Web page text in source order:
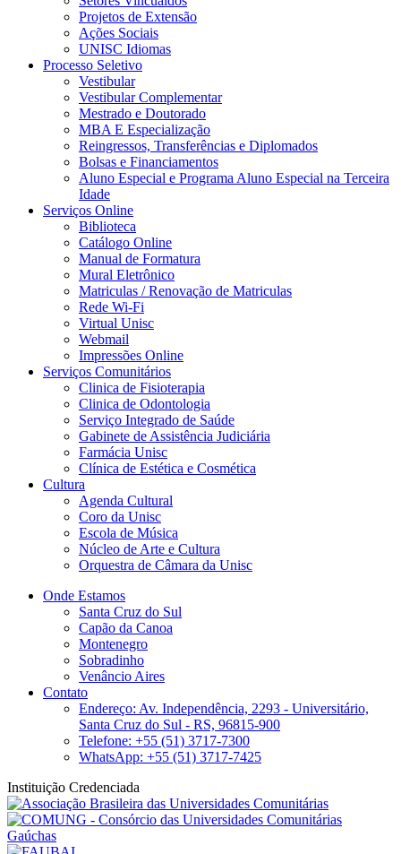
Projetos de Extensão
Ações Sociais
UNISC Idiomas
Processo Seletivo
Vestibular
Vestibular Complementar
Mestrado e Doutorado
MBA E Especialização
Reingressos, Transferências e Diplomados
Bolsas e Financiamentos
Aluno Especial e Programa Aluno Especial na Terceira
Idade
Serviços Online
Biblioteca
Catálogo Online
Manual de Formatura
Mural Eletrônico
Matriculas / Renovação de Matriculas
Rede Wi-Fi
Virtual Unisc
Webmail
Impressões Online
Serviços Comunitários
Clinica de Fisioterapia
Clinica de Odontologia
Serviço Integrado de Saúde
Gabinete de Assistência Judiciária
Farmácia Unisc
Clínica de Estética e Cosmética
Cultura
Agenda Cultural
Coro da Unisc
Escola de Música
Núcleo de Arte e Cultura
Orquestra de Câmara da Unisc
Onde Estamos
Santa Cruz do Sul
Capão da Canoa
Montenegro
Sobradinho
Venâncio Aires
Contato
Endereço: Av. Independência, 2293 - Universitário,
Santa Cruz do Sul - RS, 96815-900
Telefone: +55 (51) 3717-7300
WhatsApp: +55 (51) 3717-7425
Instituição Credenciada